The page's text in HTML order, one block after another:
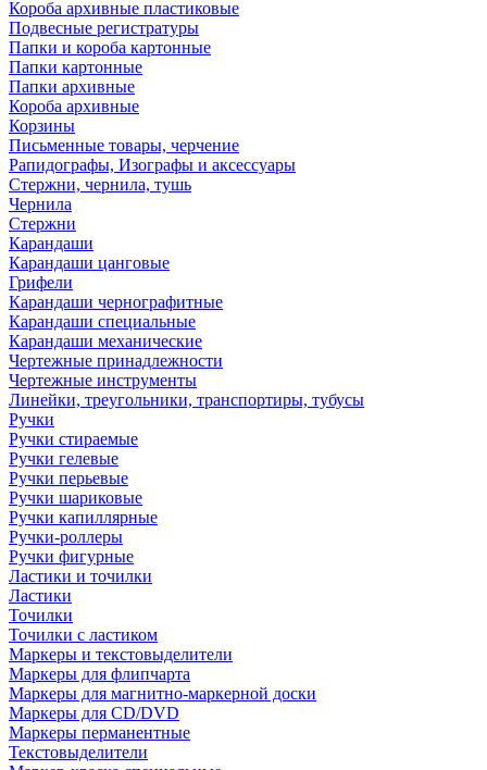
Короба архивные пластиковые
Подвесные регистратуры
Папки и короба картонные
Папки картонные
Папки архивные
Короба архивные
Корзины
Письменные товары, черчение
Рапидографы, Изографы и аксессуары
Стержни, чернила, тушь
Чернила
Стержни
Карандаши
Карандаши цанговые
Грифели
Карандаши чернографитные
Карандаши специальные
Карандаши механические
Чертежные принадлежности
Чертежные инструменты
Линейки, треугольники, транспортиры, тубусы
Ручки
Ручки стираемые
Ручки гелевые
Ручки перьевые
Ручки шариковые
Ручки капиллярные
Ручки-роллеры
Ручки фигурные
Ластики и точилки
Ластики
Точилки
Точилки с ластиком
Маркеры и текстовыделители
Маркеры для флипчарта
Маркеры для магнитно-маркерной доски
Маркеры для CD/DVD
Маркеры перманентные
Текстовыделители